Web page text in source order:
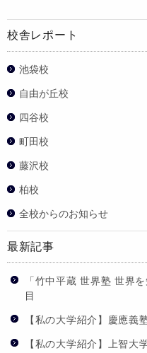
校舎レポート
池袋校
自由が丘校
四谷校
町田校
藤沢校
柏校
全校からのお知らせ
最新記事
「竹中平蔵 世界塾 世界
目
【私の大学紹介】慶應義
【私の大学紹介】上智大